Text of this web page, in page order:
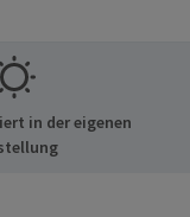
in der eigenen